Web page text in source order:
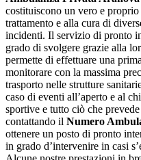
costituiscono un vero e
trattamento e alla cura di
incidenti. Il servizio di pronto
grado di svolgere grazie alla
permette di effettuare una
monitorare con la massima
trasporto nelle strutture
caso di eventi all’aperto e al
sportive e tutto ciò che
contattando il Numero
ottenere un posto di pronto
in grado d’intervenire in casi